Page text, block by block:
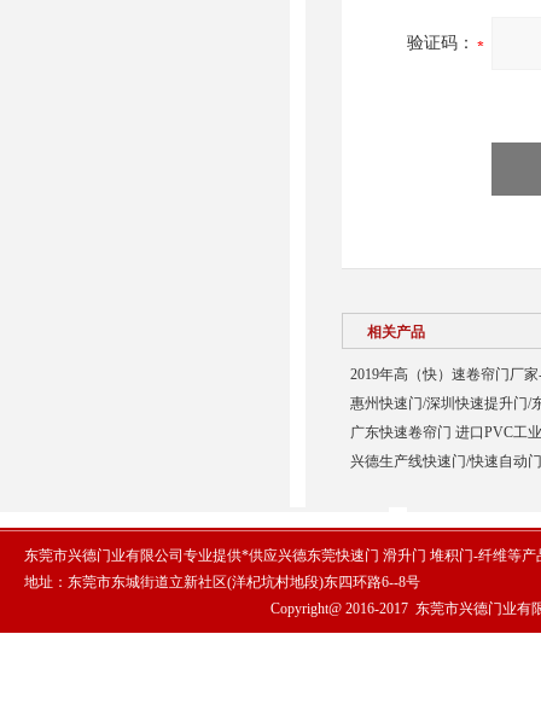
验证码：
相关产品
2019年高（快）速卷帘门厂
惠州快速门/深圳快速提升门/
广东快速卷帘门 进口PVC工
兴德生产线快速门/快速自动
东莞市兴德门业有限公司专业提供*供应兴德东莞快速门 滑升门 堆积门-纤维等
地址：东莞市东城街道立新社区(洋杞坑村地段)东四环路6--8号
Copyright@ 2016-2017 东莞市兴德门业有